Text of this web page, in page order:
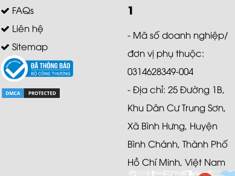
FAQs
Liên hệ
Sitemap
1
- Mã số doanh nghiệp/
đơn vị phụ thuộc:
0314628349-004
- Địa chỉ: 25 Đường 1B,
Khu Dân Cư Trung Sơn,
Xã Bình Hưng, Huyện
Bình Chánh, Thành Phố
Hồ Chí Minh, Việt Nam